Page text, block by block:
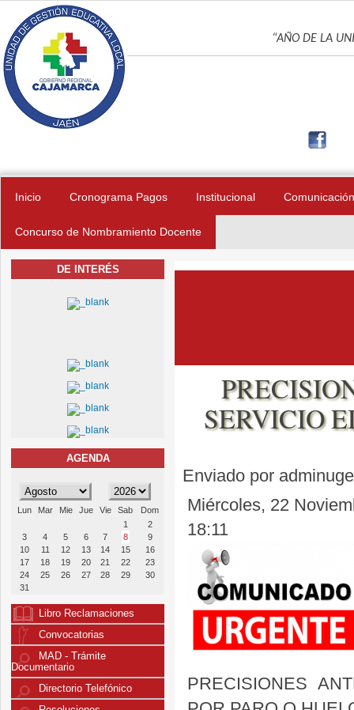
Pasar al contenido principal
“AÑO DE LA
Inicio Cronograma Pagos Institucional Comunicación
Concurso de Nombramiento Docente
DE INTERÉS
AGENDA
Lun Mar Mie Jue Vie Sab
Dom
1
2
3
4 5 6 7 8
9
10
11 12 13 14 15
16
17
18 19 20 21 22
23
24
25 26 27 28 29
30
31
Libro Reclamaciones
Convocatorias
MAD - Trámite
Documentario
Directorio Telefónico
SERVICIO
Enviado por
Miércoles, 22
18:11
PRECISIONES